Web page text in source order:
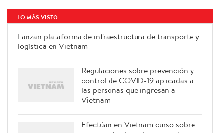
LO MÁS VISTO
Lanzan plataforma de
infraestructura de transporte y
Regulaciones sobre prevención y
control de COVID-19 aplicadas a